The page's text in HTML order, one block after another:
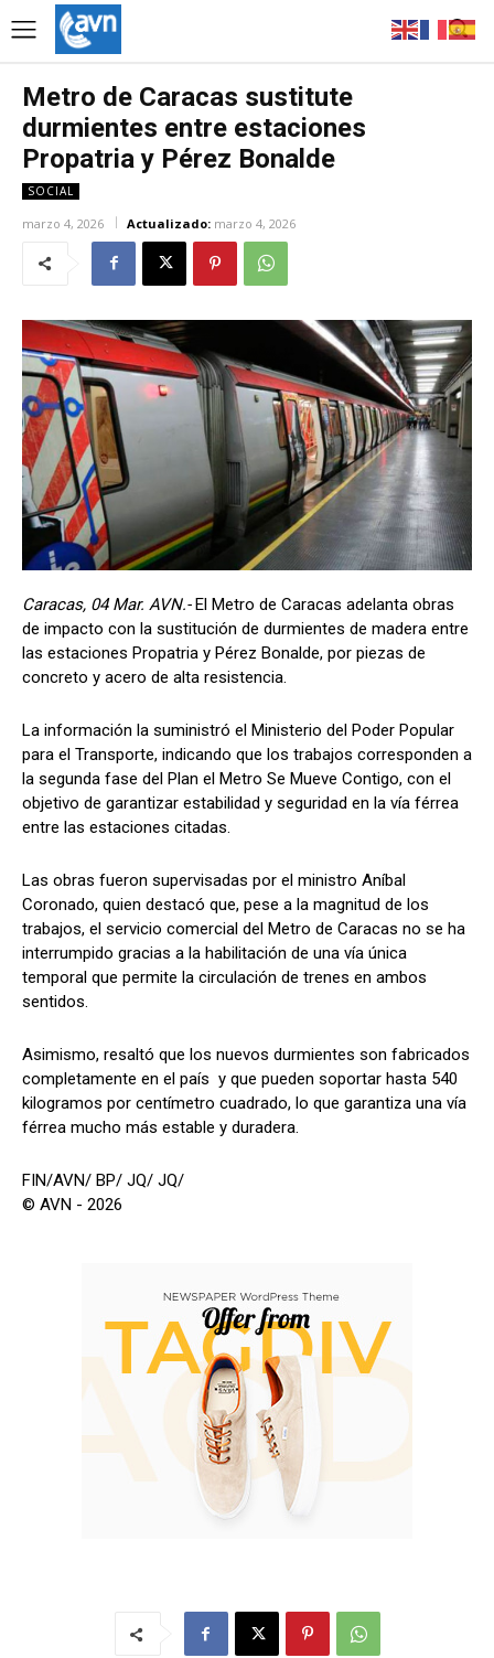
Metro de Caracas sustitute
durmientes entre estaciones
Propatria y Pérez Bonalde
SOCIAL
marzo 4, 2026 Actualizado: marzo 4, 2026
Caracas, 04 Mar. AVN.-El Metro de Caracas adelanta obras
de impacto con la sustitución de durmientes de madera entre
las estaciones Propatria y Pérez Bonalde, por piezas de
concreto y acero de alta resistencia.
La información la suministró el Ministerio del Poder Popular
para el Transporte, indicando que los trabajos corresponden a
la segunda fase del Plan el Metro Se Mueve Contigo, con el
objetivo de garantizar estabilidad y seguridad en la vía férrea
entre las estaciones citadas.
Las obras fueron supervisadas por el ministro Aníbal
Coronado, quien destacó que, pese a la magnitud de los
trabajos, el servicio comercial del Metro de Caracas no se ha
interrumpido gracias a la habilitación de una vía única
temporal que permite la circulación de trenes en ambos
sentidos.
Asimismo, resaltó que los nuevos durmientes son fabricados
completamente en el país y que pueden soportar hasta 540
kilogramos por centímetro cuadrado, lo que garantiza una vía
férrea mucho más estable y duradera.
FIN/AVN/ BP/ JQ/ JQ/
© AVN - 2026